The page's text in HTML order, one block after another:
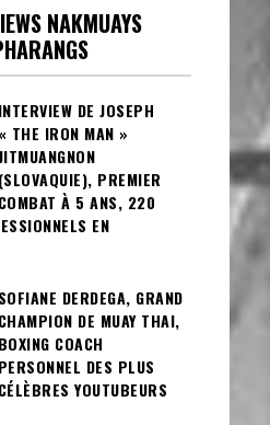
NAKMUAYS
INTERVIEW DE JOSEPH
« THE IRON MAN »
(SLOVAQUIE), PREMIER
COMBAT À 5 ANS, 220
EN
SOFIANE DERDEGA, GRAND
CHAMPION DE MUAY THAI,
BOXING COACH
PERSONNEL DES PLUS
CÉLÈBRES YOUTUBEURS